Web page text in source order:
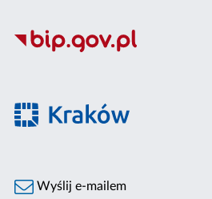
Wyślij e-mailem